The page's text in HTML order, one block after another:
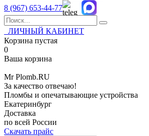
8 (967) 653-44-77
ЛИЧНЫЙ КАБИНЕТ
Корзина пустая
0
Ваша корзина
MrPlomb.RU
За качество отвечаю!
Пломбы и опечатывающие устройства
Екатеринбург
Доставка
по всей России
Скачать прайс